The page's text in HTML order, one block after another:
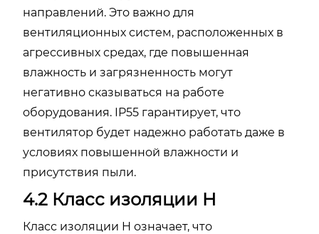
направлений. Это важно для
вентиляционных систем, расположенных в
агрессивных средах, где повышенная
влажность и загрязненность могут
негативно сказываться на работе
оборудования. IP55 гарантирует, что
вентилятор будет надежно работать даже в
условиях повышенной влажности и
присутствия пыли.
4.2 Класс изоляции H
Класс изоляции H означает, что